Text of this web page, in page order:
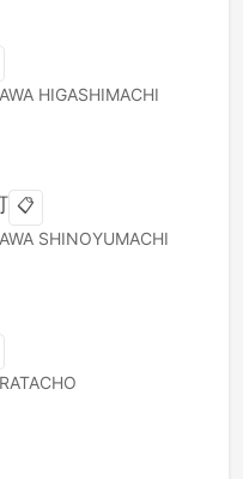
HIGASHIMACHI
📋
SHINOYUMACHI